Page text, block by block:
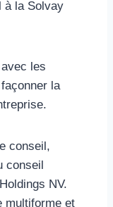
à la Solvay
les
la
conseil,
conseil
NV.
multiforme et